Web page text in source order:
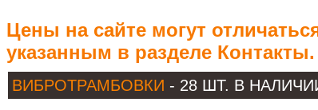
Цены на сайте могут
указанным в разделе Контакты.
ВИБРОТРАМБОВКИ - 28 ШТ. В